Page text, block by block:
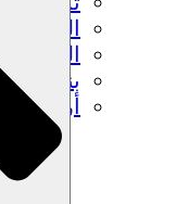
الشباب
الحفاظ
بناء القدرات
أرصدة